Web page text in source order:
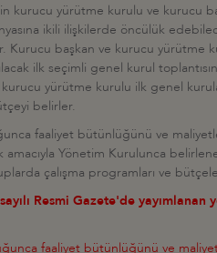
kurucu yürütme kurulu ve kurucu
ikili ilişkilerde öncülük
Kurucu başkan ve kurucu yürütme
ilk seçimli genel kurul
kurucu yürütme kurulu ilk genel
belirler.
faaliyet bütünlüğünü ve
amacıyla Yönetim Kurulunca
çalışma programları ve
Resmi Gazete'de
faaliyet bütünlüğünü ve